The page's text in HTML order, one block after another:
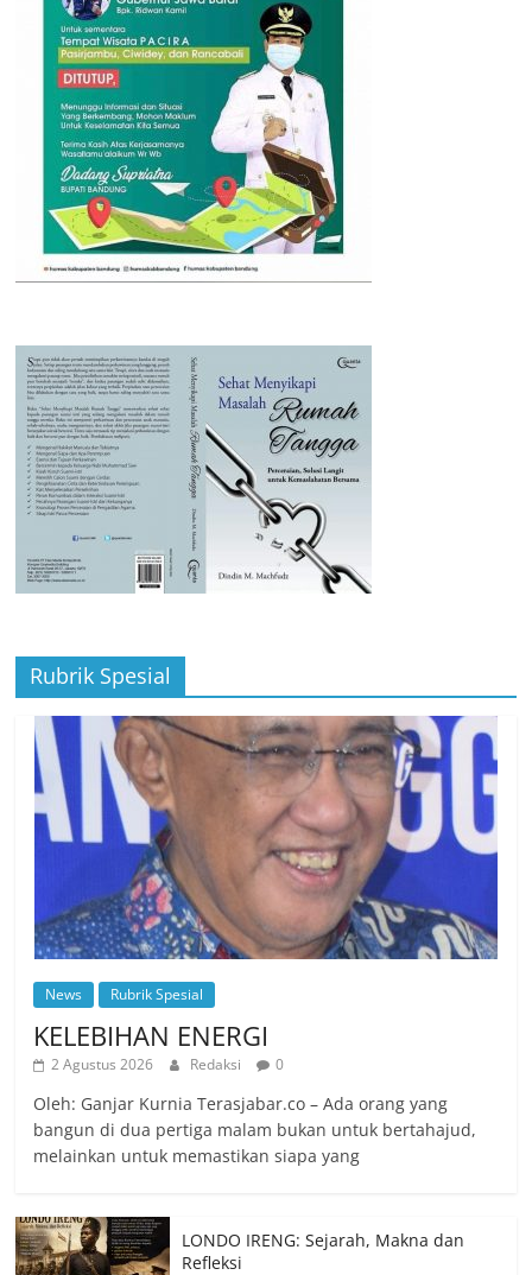
Rubrik Spesial
News Rubrik Spesial
KELEBIHAN ENERGI
2 Agustus 2026 Redaksi 0
Oleh: Ganjar Kurnia Terasjabar.co – Ada orang yang
bangun di dua pertiga malam bukan untuk bertahajud,
melainkan untuk memastikan siapa yang
LONDO IRENG: Sejarah, Makna dan
Refleksi